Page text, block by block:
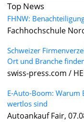
Top News
FHNW:
Fachhochschule
Schweizer
Ort und Branche
swiss-press.com /
E-Auto-Boom: Warum
wertlos sind
Autoankauf Fair,